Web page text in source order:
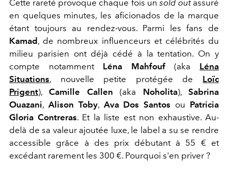
Cette rareté provoque chaque fois un sold outassuré
en quelques minutes, les aficionados de la marque
étant toujours au rendez-vous. Parmi les fans de
Kamad , de nombreux influenceurs et célébrités du
milieu parisien ont déjà cédé à la tentation. On y
compte notamment Léna Mahfouf(aka Léna
Situations, nouvelle petite protégée de Loïc
Prigent),Camille Callen (aka Noholita),Sabrina
Ouazani, Alison Toby, Ava Dos Santos ou Patricia
Gloria Contreras. Et la liste est non exhaustive. Au-
delà de sa valeur ajoutée luxe, le label a su se rendre
accessible grâce à des prix débutant à 55 € et
excédant rarement les 300 €. Pourquoi s'en priver ?